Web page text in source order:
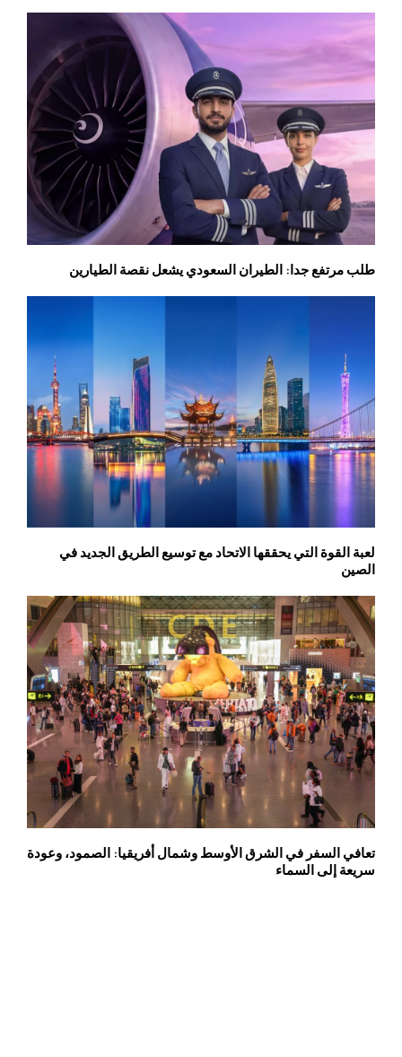
طلب مرتفع جدا: الطيران السعودي يشعل نقصة الطيارين
لعبة القوة التي يحققها الاتحاد مع توسيع الطريق الجديد في
الصين
تعافي السفر في الشرق الأوسط وشمال أفريقيا: الصمود، وعودة
سريعة إلى السماء